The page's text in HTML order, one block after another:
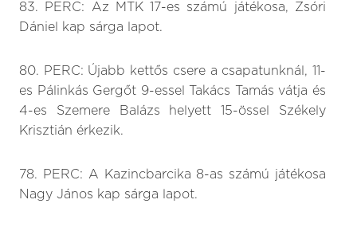
83. PERC: Az MTK 17-es számú játékosa, Zsóri
Dániel kap sárga lapot.
80. PERC: Újabb kettős csere a csapatunknál, 11-
es Pálinkás Gergőt 9-essel Takács Tamás vátja és
4-es Szemere Balázs helyett 15-össel Székely
Krisztián érkezik.
78. PERC: A Kazincbarcika 8-as számú játékosa
Nagy János kap sárga lapot.